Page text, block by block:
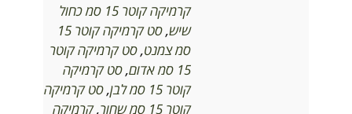
קרמיקה קוטר 15 סמ כחול
שיש,
סט קרמיקה קוטר 15
סמ צמנט,סט קרמיקה קוטר
15 סמ אדום
,סט קרמיקה
קוטר 15 סמ לבן
,סט קרמיקה
קוטר 15 סמ שחור
,קרמיקה